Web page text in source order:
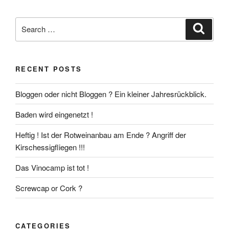
for:
RECENT POSTS
Bloggen oder nicht Bloggen ? Ein kleiner Jahresrückblick.
Baden wird eingenetzt !
Heftig ! Ist der Rotweinanbau am Ende ? Angriff der
Kirschessigfliegen !!!
Das Vinocamp ist tot !
Screwcap or Cork ?
CATEGORIES